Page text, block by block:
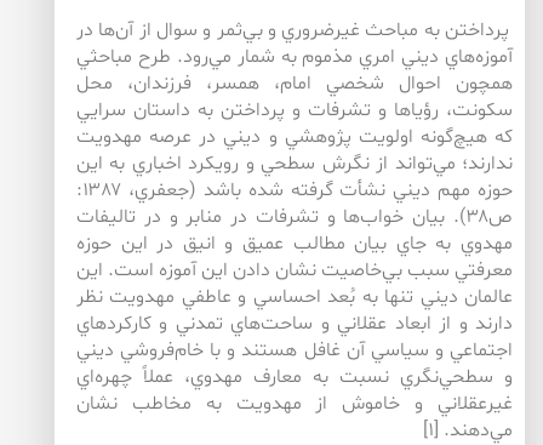
پرداختن به مباحث غيرضروري و بي‌‌ثمر و سوال از آن‌‌ها در
آموزه‌‌هاي ديني امري مذموم به شمار مي‌‌رود. طرح مباحثي
همچون احوال شخصي امام، همسر، فرزندان، محل
سكونت، رؤياها و تشرفات و پرداختن به داستان سرايي
كه هيچ‌گونه اولويت پژوهشي و ديني در عرصه مهدويت
ندارند؛ مي‌تواند از نگرش سطحي و رويكرد اخباري به اين
حوزه مهم ديني نشأت گرفته شده باشد (جعفري، ۱۳۸۷:
ص۳۸). بيان خواب‌ها و تشرفات در منابر و در تاليفات
مهدوي به جاي بيان مطالب عميق و انيق در اين حوزه
معرفتي سبب بي‌خاصيت نشان دادن اين آموزه است. اين
عالمان ديني تنها به بُعد احساسي و عاطفي مهدويت نظر
دارند و از ابعاد عقلاني و ساحت‌هاي تمدني و كاركردهاي
اجتماعي و سياسي آن غافل هستند و با خام‌فروشي ديني
و سطحي‌نگري نسبت به معارف مهدوي، عملاً چهره‌اي
غيرعقلاني و خاموش از مهدويت به مخاطب نشان
مي‌دهند. [۱]